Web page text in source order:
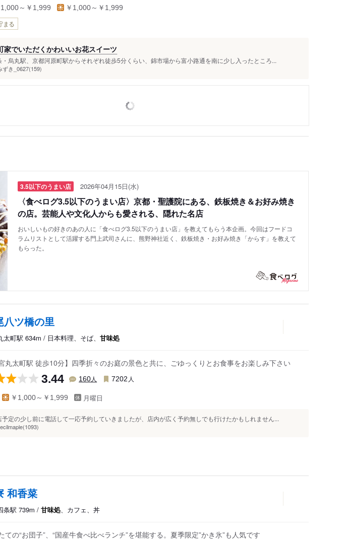
1,000～￥1,999 ￥1,000～￥1,999
まる
家でいただくかわいいお花スイーツ
・烏丸駅、京都河原町駅からそれぞれ徒歩5分くらい、錦市場から富小路通を南に少し入ったところ...
ずき_0627(159)
3.5以下のうまい店 2026年04月15日(水)
〈食べログ3.5以下のうまい店〉京都・聖護院にある、鉄板焼き＆お好み焼き
の店。芸能人や文化人からも愛される、隠れた名店
おいしいもの好きのあの人に「食べログ3.5以下のうまい店」を教えてもらう本企画。今回はフードコ
ラムリストとして活躍する門上武司さんに、熊野神社近く、鉄板焼き・お好み焼き「からす」を教えて
もらった。
八ツ橋の里
太町駅 634m / 日本料理、そば、 甘味処
丸太町駅 徒歩10分】四季折々のお庭の景色と共に、ごゆっくりとお食事をお楽しみ下さい
3.44 160人 7202 人
￥1,000～￥1,999 月曜日
予定の少し前に電話して一応予約していきましたが、店内が広く予約無しでも行けたかもしれません...
和香菜
条駅 739m / 甘味処、カフェ、丼
ての“お団子”、“国産牛食べ比べランチ”を堪能する。夏季限定”かき氷”も人気です